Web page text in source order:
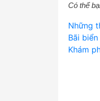
Có thể
Những
Bãi
Khám